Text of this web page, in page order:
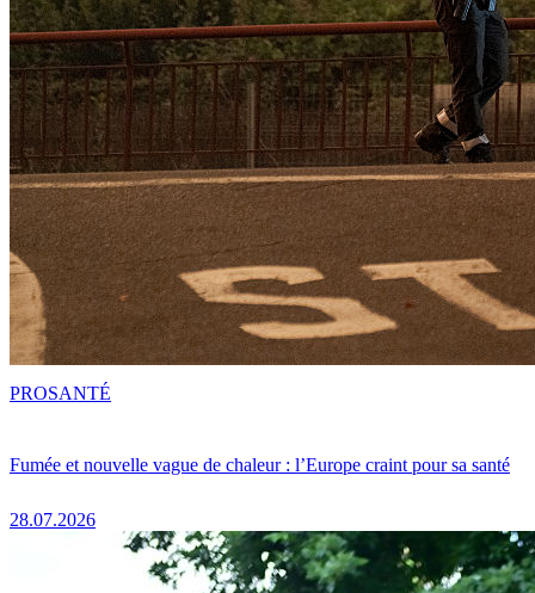
Fumée et nouvelle vague de chaleur : l’Europe craint pour sa santé
28.07.2026
PROSANTÉ